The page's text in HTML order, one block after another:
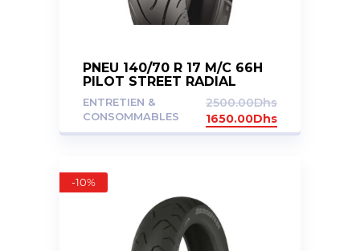
PNEU 140/70 R 17 M/C 66H
PILOT STREET RADIAL
ENTRETIEN &
CONSOMMABLES
2500.00Dhs
1650.00Dhs
-10%